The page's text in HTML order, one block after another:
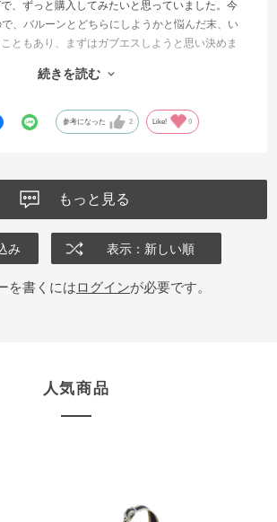
、ずっと購入してみたいと思っていました。今
、バルーンとどちらにしようかと悩んだ末、い
ともあり、まずはガブエスしようと思い決めま
ん入るので、これにして本当によかったと思いま
るので、よかったです。
できました。
続きを読む
参考になった 2 Like! 0
もっと見る
み 表示：新しい順
を書くにはログインが必要です。
人気商品